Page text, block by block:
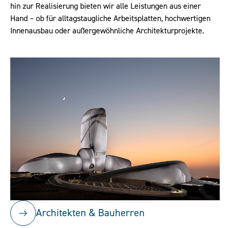
hin zur Realisierung bieten wir alle Leistungen aus einer
Hand – ob für alltagstaugliche Arbeitsplatten, hochwertigen
Innenausbau oder außergewöhnliche Architekturprojekte.
Architekten & Bauherren